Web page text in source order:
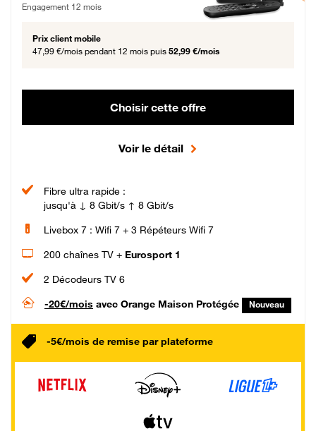
Engagement 12 mois
Prix client mobile
47,99 €/mois pendant 12 mois puis 52,99 €/mois
Choisir cette offre
Voir le détail
Fibre ultra rapide :
jusqu'à ↓ 8 Gbit/s ↑ 8 Gbit/s
Livebox 7 : Wifi 7 + 3 Répéteurs Wifi 7
200 chaînes TV + Eurosport 1
2 Décodeurs TV 6
-20€/mois avec Orange Maison Protégée Nouveau
-5€/mois de remise par plateforme